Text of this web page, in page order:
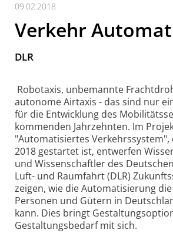
09.02.2018
Verkehr
DLR
Robotaxis, unbemannte
autonome Airtaxis - das sind nur
für die Entwicklung des
kommenden Jahrzehnten. Im
"Automatisiertes Verkehrssystem",
2018 gestartet ist, entwerfen
und Wissenschaftler des
Luft- und Raumfahrt (DLR)
zeigen, wie die Automatisierung
Personen und Gütern in
kann. Dies bringt
Gestaltungsbedarf mit sich.